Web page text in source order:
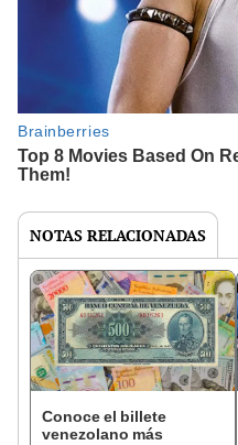
NOTAS RELACIONADAS
Conoce el billete
venezolano más